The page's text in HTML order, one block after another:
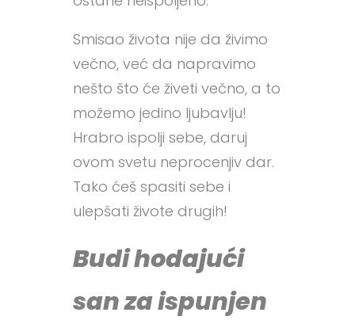
Smisao života nije da živimo
večno, već da napravimo
nešto što će živeti večno, a to
možemo jedino ljubavlju!
Hrabro ispolji sebe, daruj
ovom svetu neprocenjiv dar.
Tako ćeš spasiti sebe i
ulepšati živote drugih!
Budi hodajući
san za ispunjen